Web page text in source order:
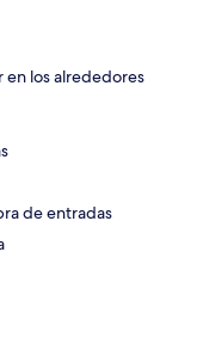
en los alrededores
de entradas